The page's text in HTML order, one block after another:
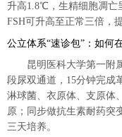
升高1.8℃，生精细胞凋亡
FSH可升高至正常三倍，
公立体系“速诊包”：如何
昆明医科大学第一附
段尿双通道，15分钟完成
淋球菌、衣原体、支原体
原；同步做抗生素耐药突
三天培养。